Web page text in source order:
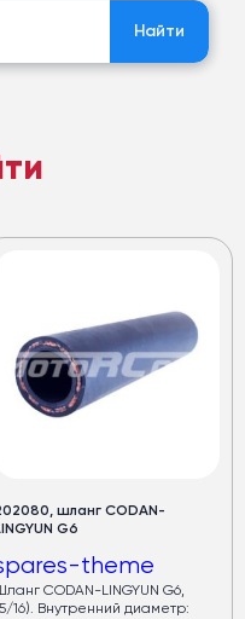
Найти
шланг CODAN-
G6
theme
CODAN-LINGYUN G6,
16). Внутренний диаметр: